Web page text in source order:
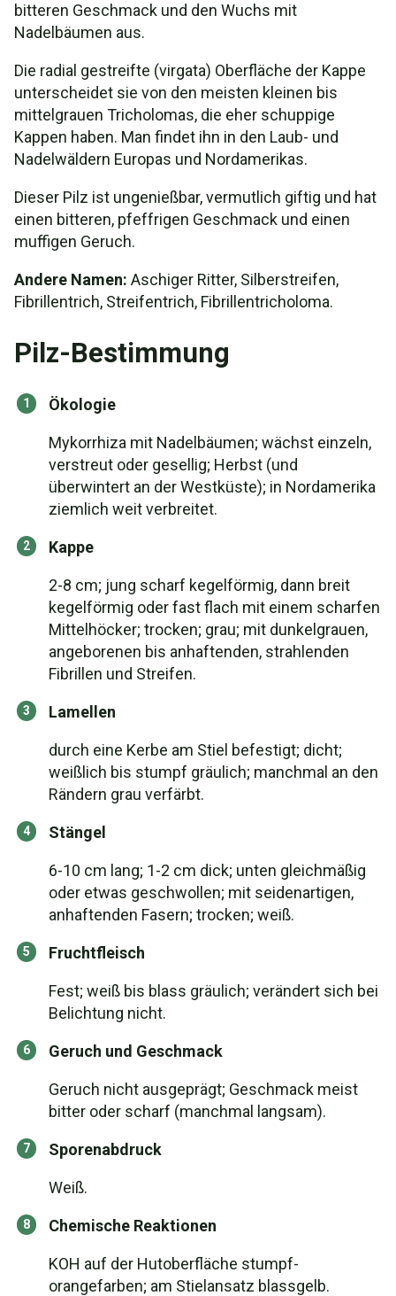
bitteren Geschmack und den Wuchs mit
Nadelbäumen aus.
Die radial gestreifte (virgata) Oberfläche der Kappe
unterscheidet sie von den meisten kleinen bis
mittelgrauen Tricholomas, die eher schuppige
Kappen haben. Man findet ihn in den Laub- und
Nadelwäldern Europas und Nordamerikas.
Dieser Pilz ist ungenießbar, vermutlich giftig und hat
einen bitteren, pfeffrigen Geschmack und einen
muffigen Geruch.
Andere Namen: Aschiger Ritter, Silberstreifen,
Fibrillentrich, Streifentrich, Fibrillentricholoma.
Pilz-Bestimmung
Ökologie
Mykorrhiza mit Nadelbäumen; wächst einzeln,
verstreut oder gesellig; Herbst (und
überwintert an der Westküste); in Nordamerika
ziemlich weit verbreitet.
Kappe
2-8 cm; jung scharf kegelförmig, dann breit
kegelförmig oder fast flach mit einem scharfen
Mittelhöcker; trocken; grau; mit dunkelgrauen,
angeborenen bis anhaftenden, strahlenden
Fibrillen und Streifen.
Lamellen
durch eine Kerbe am Stiel befestigt; dicht;
weißlich bis stumpf gräulich; manchmal an den
Rändern grau verfärbt.
Stängel
6-10 cm lang; 1-2 cm dick; unten gleichmäßig
oder etwas geschwollen; mit seidenartigen,
anhaftenden Fasern; trocken; weiß.
Fruchtfleisch
Fest; weiß bis blass gräulich; verändert sich bei
Belichtung nicht.
Geruch und Geschmack
Geruch nicht ausgeprägt; Geschmack meist
bitter oder scharf (manchmal langsam).
Sporenabdruck
Weiß.
Chemische Reaktionen
KOH auf der Hutoberfläche stumpf-
orangefarben; am Stielansatz blassgelb.